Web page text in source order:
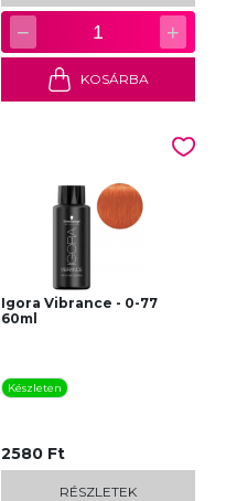
− 1 +
KOSÁRBA
Igora Vibrance - 0-77
60ml
Készleten
2580 Ft
RÉSZLETEK